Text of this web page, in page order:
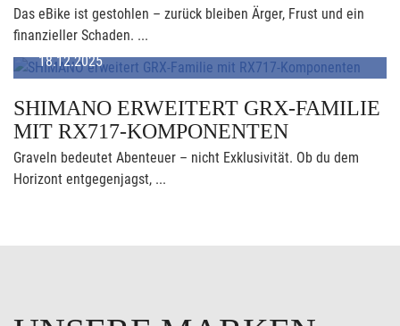
Das eBike ist gestohlen – zurück bleiben Ärger, Frust und ein
finanzieller Schaden. ...
18.12.2025
SHIMANO ERWEITERT GRX-FAMILIE
MIT RX717-KOMPONENTEN
Graveln bedeutet Abenteuer – nicht Exklusivität. Ob du dem
Horizont entgegenjagst, ...